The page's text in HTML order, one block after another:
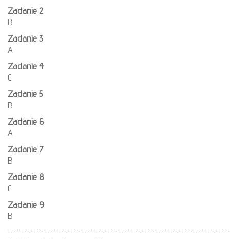
Zadanie 2
B
Zadanie 3
A
Zadanie 4
C
Zadanie 5
B
Zadanie 6
A
Zadanie 7
B
Zadanie 8
C
Zadanie 9
B